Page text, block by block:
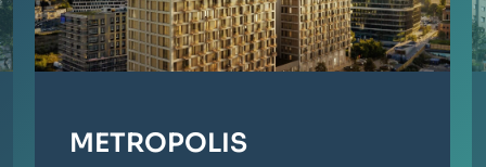
METROPOLIS